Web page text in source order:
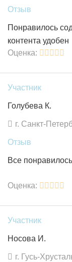
Отзыв
Понравилось
контента удобен
Оценка:
Участник
Голубева К.
г. Санкт-
Отзыв
Все
Оценка:
Участник
Носова И.
г. Гусь-